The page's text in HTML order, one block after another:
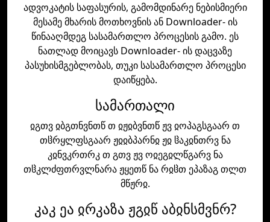
ადვოკატის საფასურის, გამომდინარე ნებისმიერი
მესამე მხარის მოთხოვნის ან Downloader- ის
წინააღმდეგ სასამართლო პროცესის გამო. ეს
ნათლად მოიცავს Downloader- ის დაცვაზე
პასუხისმგებლობას, თუკი სასამართლო პროცესი
დაიწყება.
სამართალი
ჲგთვ ჲბგთნვნთწ თ ჲჟჲბვნთწ ჟვ ჲოპაგსგაარ თ
თჱრყლფსგაარ ჟჲჲბპარნჲ ჟჲ ჱაკჲნთრვ ნა
კჲნვკრთრკ თ გთვ ჟვ ოჲეგჲლწგარვ ნა
თჱკლძფთრვლნარა ჟყეთწ ნა რჲჱთ ეპაზაგ თლთ
მწჟრჲ.
კაკ ეა ჲრკაზა ჟგჲწ აბჲნსმვნრ?